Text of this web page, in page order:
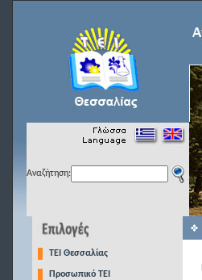
Αναζήτηση:
TEI Θεσσαλίας
Προσωπικό ΤΕΙ